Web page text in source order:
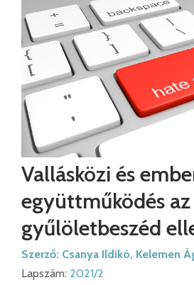
Vallásközi és
együttműködés
gyűlöletbeszéd
Szerző: Csanya Ildikó, Kelemen
Lapszám: 2021/2